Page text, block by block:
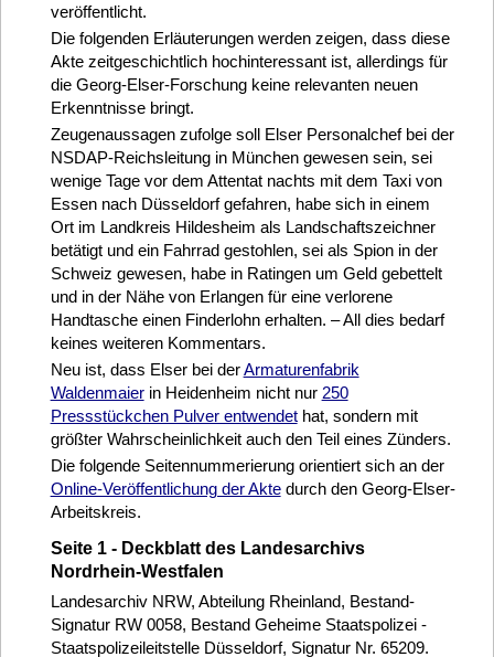
veröffentlicht.
Die folgenden Erläuterungen werden zeigen, dass diese
Akte zeitgeschichtlich hochinteressant ist, allerdings für
die Georg-Elser-Forschung keine relevanten neuen
Erkenntnisse bringt.
Zeugenaussagen zufolge soll Elser Personalchef bei der
NSDAP-Reichsleitung in München gewesen sein, sei
wenige Tage vor dem Attentat nachts mit dem Taxi von
Essen nach Düsseldorf gefahren, habe sich in einem
Ort im Landkreis Hildesheim als Landschaftszeichner
betätigt und ein Fahrrad gestohlen, sei als Spion in der
Schweiz gewesen, habe in Ratingen um Geld gebettelt
und in der Nähe von Erlangen für eine verlorene
Handtasche einen Finderlohn erhalten. – All dies bedarf
keines weiteren Kommentars.
Neu ist, dass Elser bei derArmaturenfabrik
Waldenmaierin Heidenheim nicht nur 250
Pressstückchen Pulver entwendethat, sondern mit
größter Wahrscheinlichkeit auch den Teil eines Zünders.
Die folgende Seitennummerierung orientiert sich an der
Online-Veröffentlichung der Aktedurch den Georg-Elser-
Arbeitskreis.
Seite 1 - Deckblatt des Landesarchivs
Nordrhein-Westfalen
Landesarchiv NRW, Abteilung Rheinland, Bestand-
Signatur RW 0058, Bestand Geheime Staatspolizei -
Staatspolizeileitstelle Düsseldorf, Signatur Nr. 65209.